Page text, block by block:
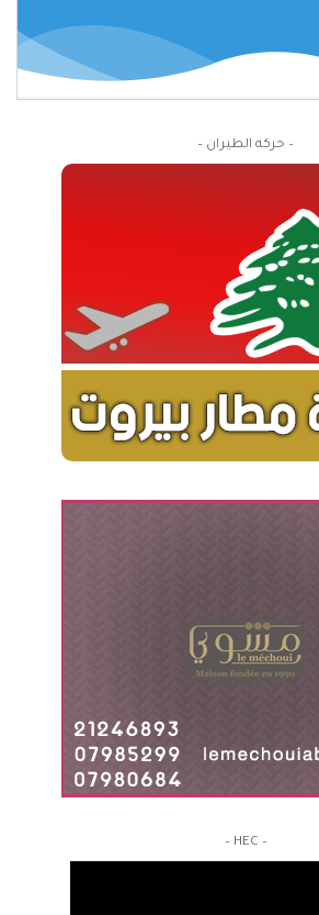
– حركة الطيران –
– HEC –